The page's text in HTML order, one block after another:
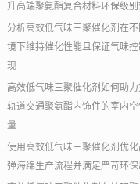
升高端聚氨酯复合材料环保级
分析高效低气味三聚催化剂在不
境下维持催化性能且保证气味
现
高效低气味三聚催化剂如何助
轨道交通聚氨酯内饰件的室内
量
使用高效低气味三聚催化剂优化
弹海绵生产流程并满足严苛环保